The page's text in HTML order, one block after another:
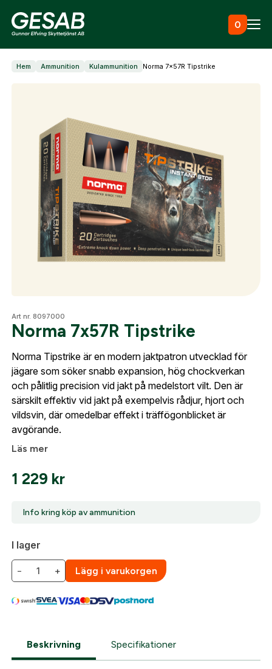
0
Ammunition
Utrustning
Jaktkläder & skor
Måltavlor
Optik
Mer
Mitt konto
Kontakta oss
Hem Ammunition Kulammunition Norma 7x57R Tipstrike
Art nr. 8097000
Norma 7x57R Tipstrike
Norma Tipstrike är en modern jaktpatron utvecklad för
jägare som söker snabb expansion, hög chockverkan
och pålitlig precision vid jakt på medelstort vilt. Den är
särskilt effektiv vid jakt på exempelvis rådjur, hjort och
vildsvin, där omedelbar effekt i träffögonblicket är
avgörande.
Läs mer
1 229 kr
Info kring köp av ammunition
För köp av ammunition krävs att du är minst 18 år
och har en giltig vapenlicens för aktuellt vapen.
Vid köp i vår webbshop behöver du efter beställning
skicka in en kopia på din legitimation samt
skicka din order.
I lager
− + Lägg i varukorgen
Beskrivning Specifikationer
Logga in
Logga in för att handla med dina avtalspriser, smidig
fakturabetalning och tillgång till orderhistorik.
automatiskt enligt dina inställningar.
E-postadress:
Skapa konto
Fyll i dina företags- eller föreningsuppgifter i
formuläret så återkommer vi till dig när kontot är
frågorna gällande Mitt konto.
Företag- eller Föreningsnamn:
Org. nummer
Fyll i din e-post adress nedan så kontaktar vi dig